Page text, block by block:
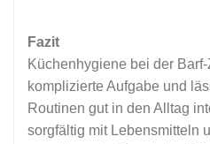
Fazit
Küchenhygiene bei der
komplizierte Aufgabe und
Routinen gut in den Alltag
sorgfältig mit Lebensmitteln